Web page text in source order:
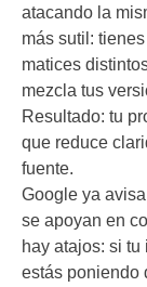
atacando la
más sutil:
matices
mezcla tus
Resultado: tu
que reduce
fuente.
Google ya
se apoyan en
hay atajos: si
estás poniendo